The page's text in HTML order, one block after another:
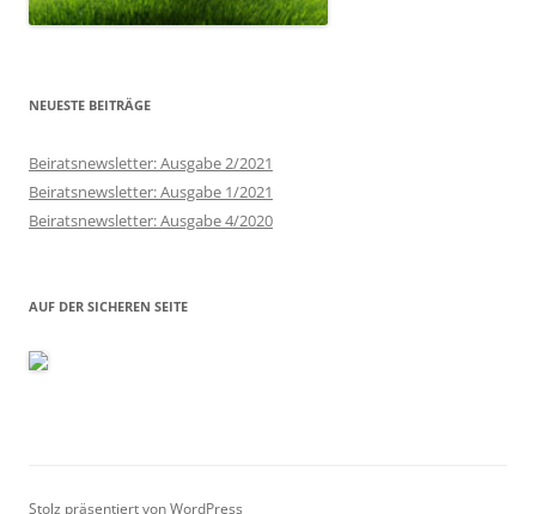
NEUESTE BEITRÄGE
Beiratsnewsletter: Ausgabe 2/2021
Beiratsnewsletter: Ausgabe 1/2021
Beiratsnewsletter: Ausgabe 4/2020
AUF DER SICHEREN SEITE
Stolz präsentiert von WordPress